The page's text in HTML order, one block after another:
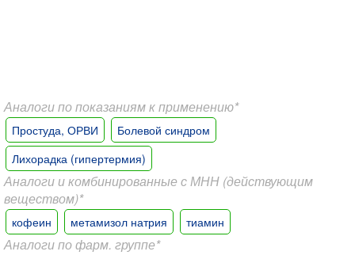
Аналоги по показаниям к применению*
Простуда, ОРВИ
Болевой синдром
Лихорадка (гипертермия)
Аналоги и комбинированные с МНН (действующим
веществом)*
кофеин метамизол натрия тиамин
Аналоги по фарм. группе*